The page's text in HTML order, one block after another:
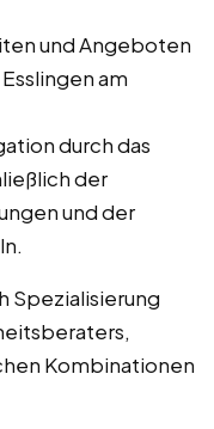
und Angeboten
am
durch das
der
und der
Spezialisierung
Kombinationen